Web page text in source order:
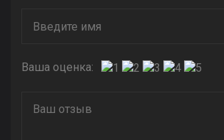
Ваша оценка: